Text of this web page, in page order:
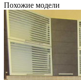
Похожие модели